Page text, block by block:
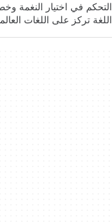
اللغة تركز على اللغات